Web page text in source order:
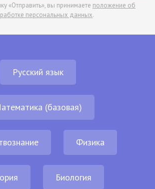
«Отправить», вы принимаете положение об
персональных данных.
Русский язык
(базовая)
Физика
Биология